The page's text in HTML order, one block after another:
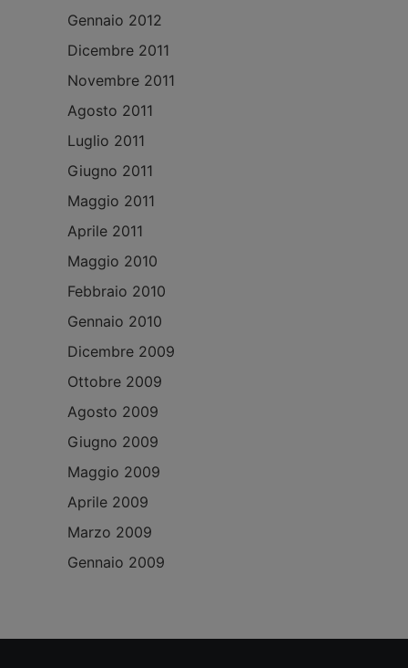
Gennaio 2012
Dicembre 2011
Novembre 2011
Agosto 2011
Luglio 2011
Giugno 2011
Maggio 2011
Aprile 2011
Maggio 2010
Febbraio 2010
Gennaio 2010
Dicembre 2009
Ottobre 2009
Agosto 2009
Giugno 2009
Maggio 2009
Aprile 2009
Marzo 2009
Gennaio 2009